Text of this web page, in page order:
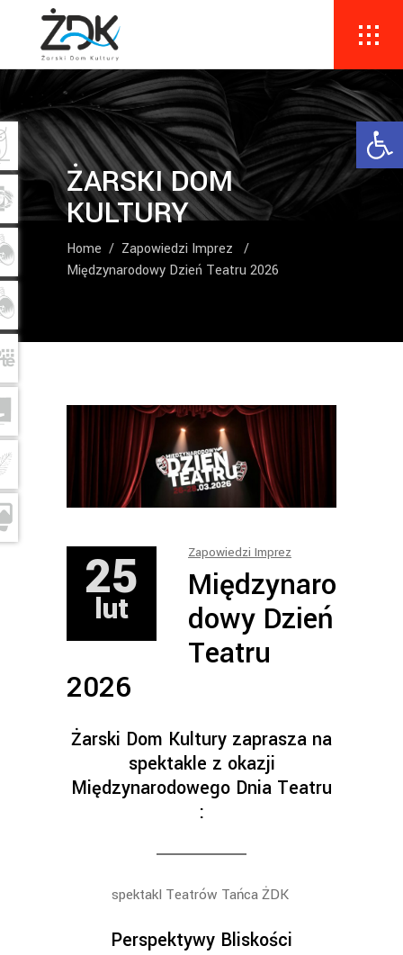
ŻARSKI DOM
KULTURY
Home / Zapowiedzi Imprez
/
Międzynarodowy Dzień Teatru 2026
25
lut
Zapowiedzi Imprez
Międzynaro
dowy Dzień
Teatru
2026
Żarski Dom Kultury zaprasza na
spektakle z okazji
Międzynarodowego Dnia Teatru
:
spektakl Teatrów Tańca ŻDK
Perspektywy Bliskości